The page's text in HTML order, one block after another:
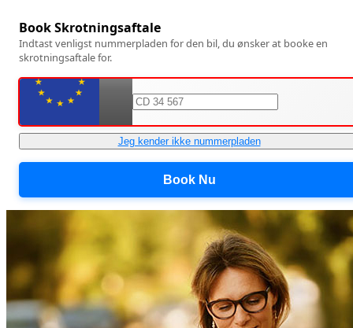
Book Skrotningsaftale
Indtast venligst nummerpladen for den bil, du ønsker at booke en
skrotningsaftale for.
Jeg kender ikke nummerpladen
Book Nu